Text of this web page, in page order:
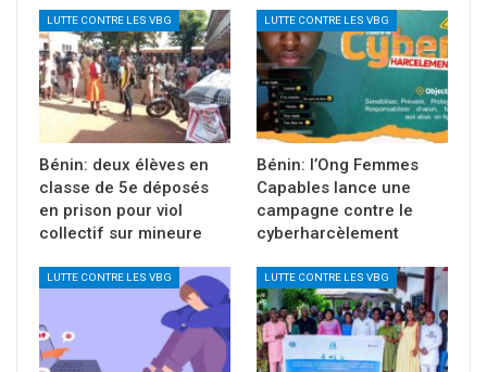
LUTTE CONTRE LES VBG
Bénin: deux élèves en
classe de 5e déposés
en prison pour viol
collectif sur mineure
LUTTE CONTRE LES VBG
Bénin: l’Ong Femmes
Capables lance une
campagne contre le
cyberharcèlement
LUTTE CONTRE LES VBG LUTTE CONTRE LES VBG